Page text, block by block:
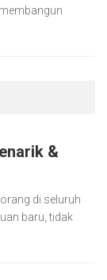
&
di seluruh
baru, tidak